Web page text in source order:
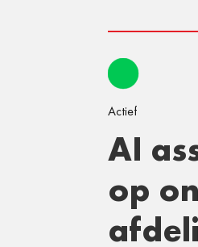
Actief
AI
op